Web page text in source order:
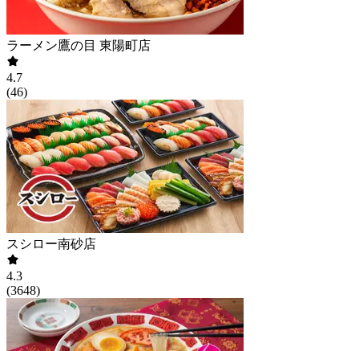
ラーメン鷹の目 東陽町店
4.7
(46)
スシロー南砂店
4.3
(3648)